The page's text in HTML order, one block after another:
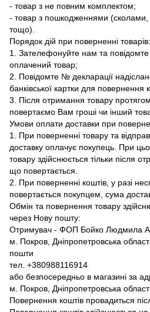
- товар з не повним комплектом;
- товар з пошкодженнями
тощо).
Порядок дій при поверненні товарів:
1. Зателефонуйте нам та
оплачений товар;
2. Повідомте № декларації
банківської картки для повернення
3. Після отримання товару
повертаємо Вам гроші чи інший
Умови оплати доставки при
1. При поверненні товару та
доставку оплачує покупець. При
товару здійснюється тільки після
що повертається.
2. При поверненні коштів, у разі
повертається покупцем, сума
Обмін та повернення товару
через Нову пошту:
Отримувач - ФОП Бойко Людмила
м. Покров, Дніпропетровська
пошти
тел. +380988116914
або безпосередньо в магазині за
м. Покров, Дніпропетровська
Повернення коштів провадиться